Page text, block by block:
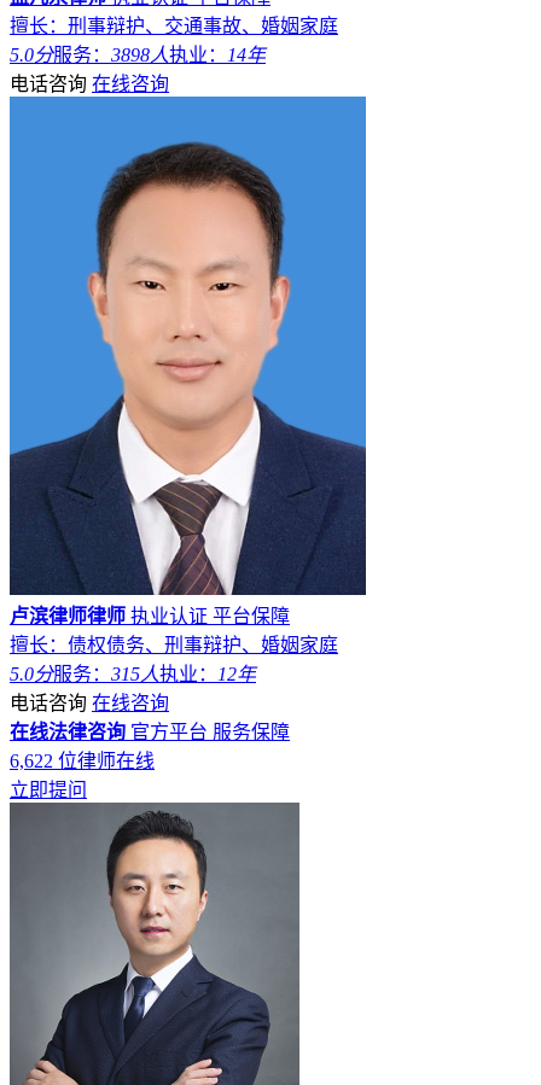
擅长：刑事辩护、交通事故、婚姻家庭
5.0分服务： 3898人执业：
14年
电话咨询 在线咨询
卢滨律师律师 执业认证 平台保障
擅长：债权债务、刑事辩护、婚姻家庭
5.0分服务： 315人执业：
12年
电话咨询 在线咨询
在线法律咨询 官方平台 服务保障
6,622 位律师在线
立即提问